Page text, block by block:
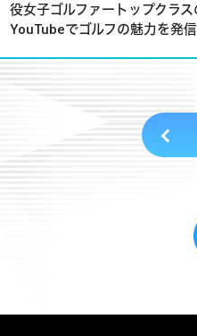
役女子ゴルファートップクラ
YouTubeでゴルフの魅力を発信